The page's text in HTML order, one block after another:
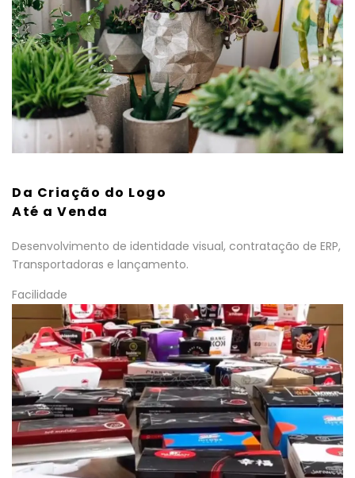
Da Criação do Logo
Até a Venda
Desenvolvimento de identidade visual, contratação de ERP,
Transportadoras e lançamento.
Facilidade